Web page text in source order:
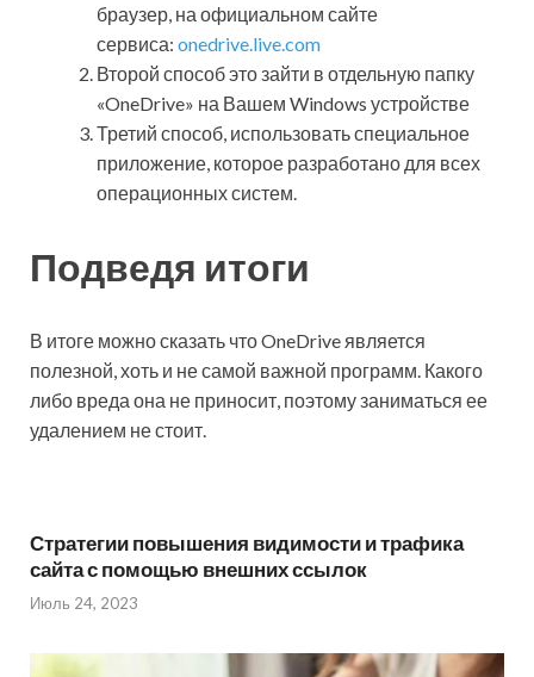
браузер, на официальном сайте
сервиса: onedrive.live.com
Второй способ это зайти в отдельную папку
«OneDrive» на Вашем Windows устройстве
Третий способ, использовать специальное
приложение, которое разработано для всех
операционных систем.
Подведя итоги
В итоге можно сказать что OneDrive является
полезной, хоть и не самой важной программ. Какого
либо вреда она не приносит, поэтому заниматься ее
удалением не стоит.
Стратегии повышения видимости и трафика
сайта с помощью внешних ссылок
Июль 24, 2023